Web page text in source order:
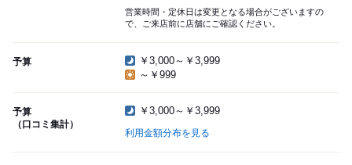
営業時間・定休日は変更となる場合がございますの
で、ご来店前に店舗にご確認ください。
予算
￥3,000～￥3,999
～￥999
予算
（口コミ集計）
￥3,000～￥3,999
利用金額分布を見る